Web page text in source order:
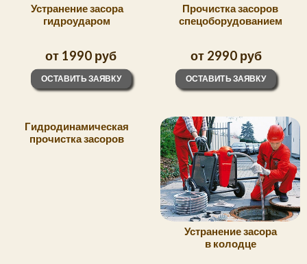
Устранение засора
гидроударом
Прочистка засоров
спецоборудованием
от 1990 руб
ОСТАВИТЬ ЗАЯВКУ
от 2990 руб
ОСТАВИТЬ ЗАЯВКУ
Гидродинамическая
прочистка засоров
Устранение засора
в колодце